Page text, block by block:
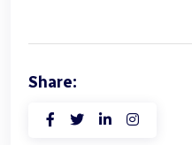
Share: